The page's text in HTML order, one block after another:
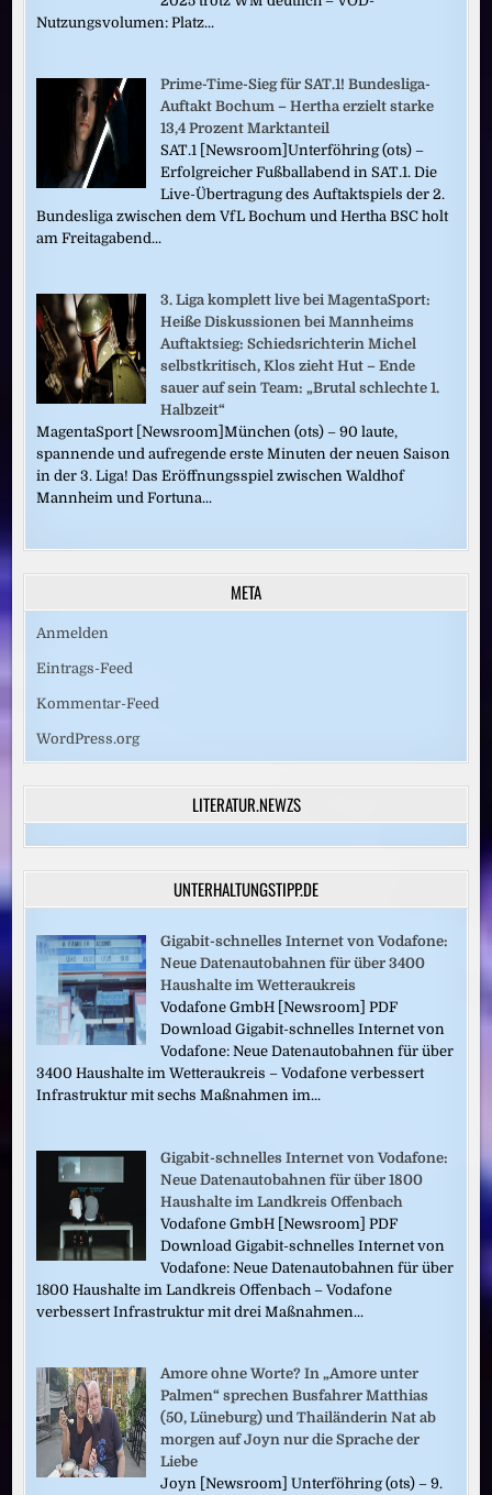
Nutzungsvolumen: Platz...
Prime-Time-Sieg für SAT.1! Bundesliga-
Auftakt Bochum – Hertha erzielt starke
13,4 Prozent Marktanteil
SAT.1 [Newsroom]Unterföhring (ots) –
Erfolgreicher Fußballabend in SAT.1. Die
Live-Übertragung des Auftaktspiels der 2.
Bundesliga zwischen dem VfL Bochum und Hertha BSC holt
am Freitagabend...
3. Liga komplett live bei MagentaSport:
Heiße Diskussionen bei Mannheims
Auftaktsieg: Schiedsrichterin Michel
selbstkritisch, Klos zieht Hut – Ende
sauer auf sein Team: „Brutal schlechte 1.
Halbzeit“
MagentaSport [Newsroom]München (ots) – 90 laute,
spannende und aufregende erste Minuten der neuen Saison
in der 3. Liga! Das Eröffnungsspiel zwischen Waldhof
Mannheim und Fortuna...
META
Anmelden
Eintrags-Feed
Kommentar-Feed
WordPress.org
LITERATUR.NEWZS
UNTERHALTUNGSTIPP.DE
Gigabit-schnelles Internet von Vodafone:
Neue Datenautobahnen für über 3400
Haushalte im Wetteraukreis
Vodafone GmbH [Newsroom] PDF
Download Gigabit-schnelles Internet von
Vodafone: Neue Datenautobahnen für über
3400 Haushalte im Wetteraukreis – Vodafone verbessert
Infrastruktur mit sechs Maßnahmen im...
Gigabit-schnelles Internet von Vodafone:
Neue Datenautobahnen für über 1800
Haushalte im Landkreis Offenbach
Vodafone GmbH [Newsroom] PDF
Download Gigabit-schnelles Internet von
Vodafone: Neue Datenautobahnen für über
1800 Haushalte im Landkreis Offenbach – Vodafone
verbessert Infrastruktur mit drei Maßnahmen...
Amore ohne Worte? In „Amore unter
Palmen“ sprechen Busfahrer Matthias
(50, Lüneburg) und Thailänderin Nat ab
morgen auf Joyn nur die Sprache der
Liebe
Joyn [Newsroom] Unterföhring (ots) – 9.